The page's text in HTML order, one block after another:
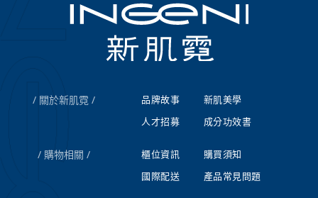
關於新肌霓 品牌故事
新肌美學
人才招募
成分功效書
購物相關 櫃位資訊
購買須知
國際配送
產品常見問題